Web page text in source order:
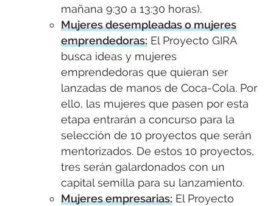
mañana 9:30 a 13:30 horas).
Mujeres desempleadas o mujeres
emprendedoras: El Proyecto GIRA
busca ideas y mujeres
emprendedoras que quieran ser
lanzadas de manos de Coca-Cola. Por
ello, las mujeres que pasen por esta
etapa entrarán a concurso para la
selección de 10 proyectos que serán
mentorizados. De estos 10 proyectos,
tres serán galardonados con un
capital semilla para su lanzamiento.
Mujeres empresarias: El Proyecto